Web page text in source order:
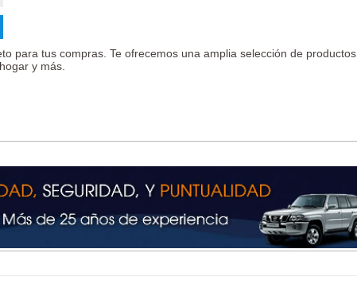
para tus compras. Te ofrecemos una amplia selección de productos
y más.